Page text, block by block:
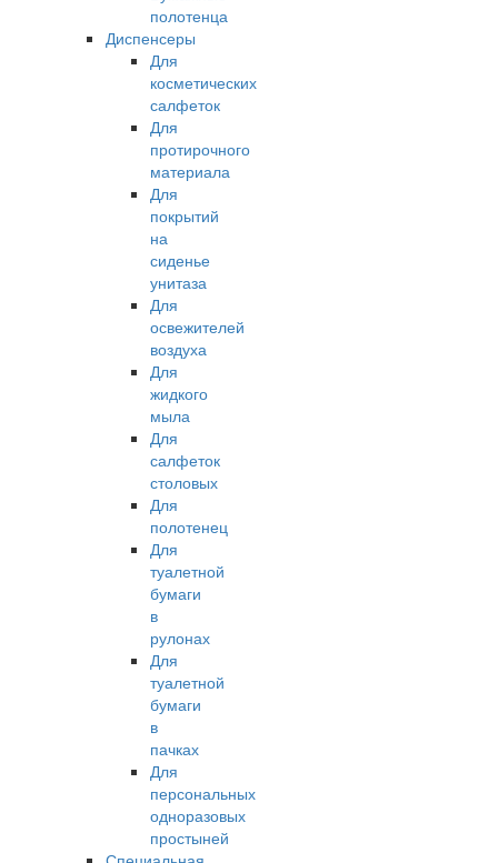
полотенца
Диспенсеры
Для
косметических
салфеток
Для
протирочного
материала
Для
покрытий
на
сиденье
унитаза
Для
освежителей
воздуха
Для
жидкого
мыла
Для
салфеток
столовых
Для
полотенец
Для
туалетной
бумаги
в
рулонах
Для
туалетной
бумаги
в
пачках
Для
персональных
одноразовых
простыней